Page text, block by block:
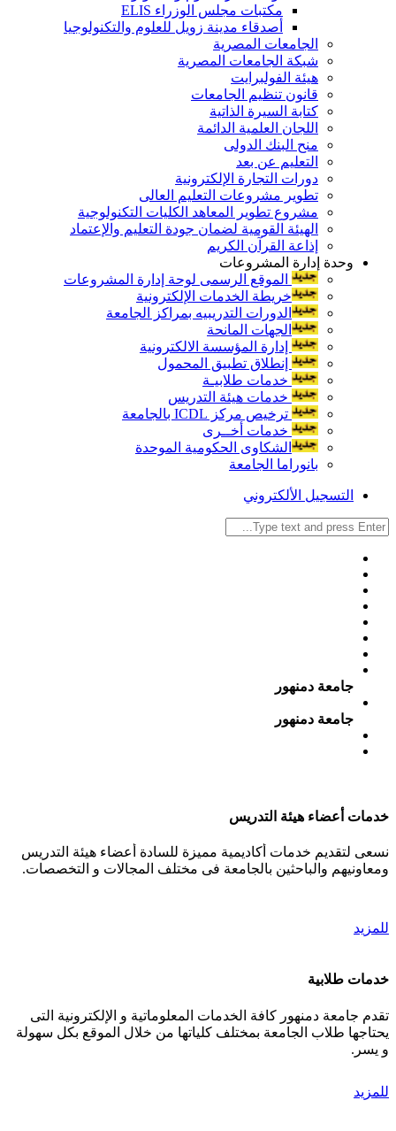
مكتبات مجلس الوزراء ELIS
أصدقاء مدينة زويل للعلوم والتكنولوجيا
الجامعات المصرية
شبكة الجامعات المصرية
هيئة الفولبرايت
قانون تنظيم الجامعات
كتابة السيرة الذاتية
اللجان العلمية الدائمة
منح البنك الدولى
التعليم عن بعد
دورات التجارة الإلكترونية
تطوير مشروعات التعليم العالى
مشروع تطوير المعاهد الكليات التكنولوجية
الهيئة القومية لضمان جودة التعليم والإعتماد
إذاعة القرآن الكريم
وحدة إدارة المشروعات
الموقع الرسمى لوحة إدارة المشروعات
خريطة الخدمات الإلكترونية
الدورات التدريبيه بمراكز الجامعة
الجهات المانحة
إدارة المؤسسة الالكترونية
إنطلاق تطبيق المحمول
خدمات طلابيـة
خدمات هيئة التدريس
ترخيص مركز ICDL بالجامعة
خدمات أخــرى
الشكاوى الحكومية الموحدة
بانوراما الجامعة
التسجيل الألكتروني
جامعة دمنهور
جامعة دمنهور
خدمات أعضاء هيئة التدريس
نسعى لتقديم خدمات أكاديمية مميزة للسادة أعضاء هيئة التدريس
ومعاونيهم والباحثين بالجامعة فى مختلف المجالات و التخصصات.
للمزيد
خدمات طلابية
تقدم جامعة دمنهور كافة الخدمات المعلوماتية و الإلكترونية التى
يحتاجها طلاب الجامعة بمختلف كلياتها من خلال الموقع بكل سهولة
و يسر.
للمزيد